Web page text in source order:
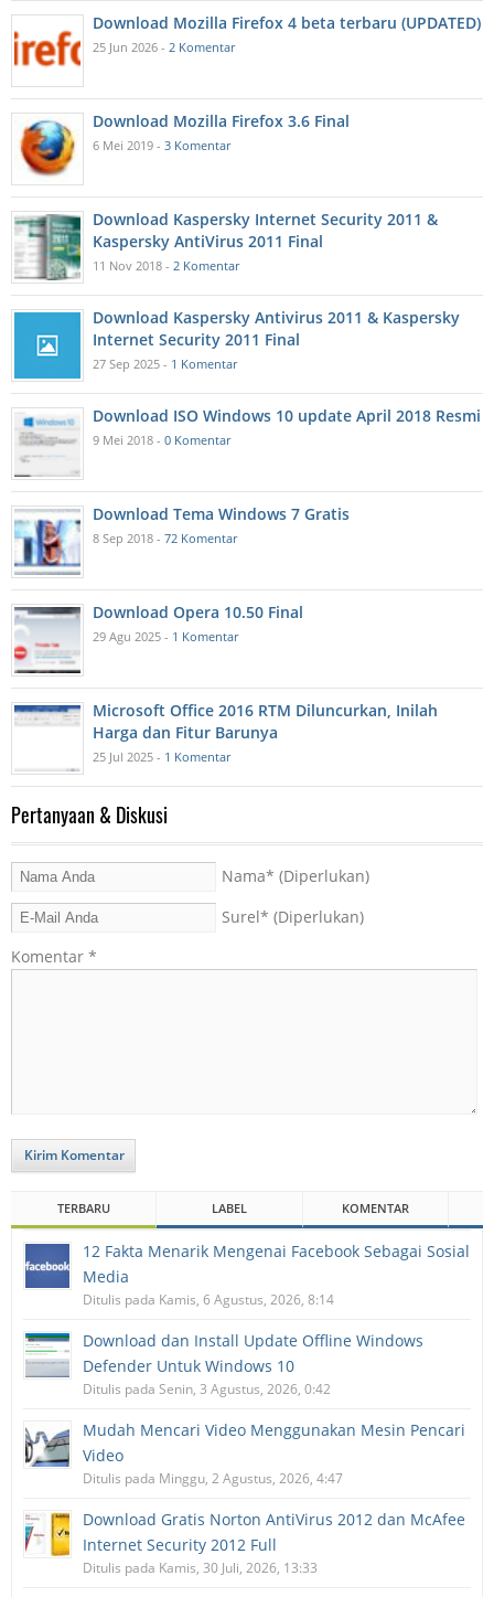
Download Mozilla Firefox 4 beta terbaru (UPDATED)
25 Jun 2026 - 2 Komentar
Download Mozilla Firefox 3.6 Final
6 Mei 2019 - 3 Komentar
Download Kaspersky Internet Security 2011 &
Kaspersky AntiVirus 2011 Final
11 Nov 2018 - 2 Komentar
Download Kaspersky Antivirus 2011 & Kaspersky
Internet Security 2011 Final
27 Sep 2025 - 1 Komentar
Download ISO Windows 10 update April 2018 Resmi
9 Mei 2018 - 0 Komentar
Download Tema Windows 7 Gratis
8 Sep 2018 - 72 Komentar
Download Opera 10.50 Final
29 Agu 2025 - 1 Komentar
Microsoft Office 2016 RTM Diluncurkan, Inilah
Harga dan Fitur Barunya
25 Jul 2025 - 1 Komentar
Pertanyaan & Diskusi
Nama* (Diperlukan)
Surel* (Diperlukan)
Komentar *
Kirim Komentar
TERBARU LABEL KOMENTAR
12 Fakta Menarik Mengenai Facebook Sebagai Sosial
Media
Ditulis pada Kamis, 6 Agustus, 2026, 8:14
Download dan Install Update Offline Windows
Defender Untuk Windows 10
Ditulis pada Senin, 3 Agustus, 2026, 0:42
Mudah Mencari Video Menggunakan Mesin Pencari
Video
Ditulis pada Minggu, 2 Agustus, 2026, 4:47
Download Gratis Norton AntiVirus 2012 dan McAfee
Internet Security 2012 Full
Ditulis pada Kamis, 30 Juli, 2026, 13:33